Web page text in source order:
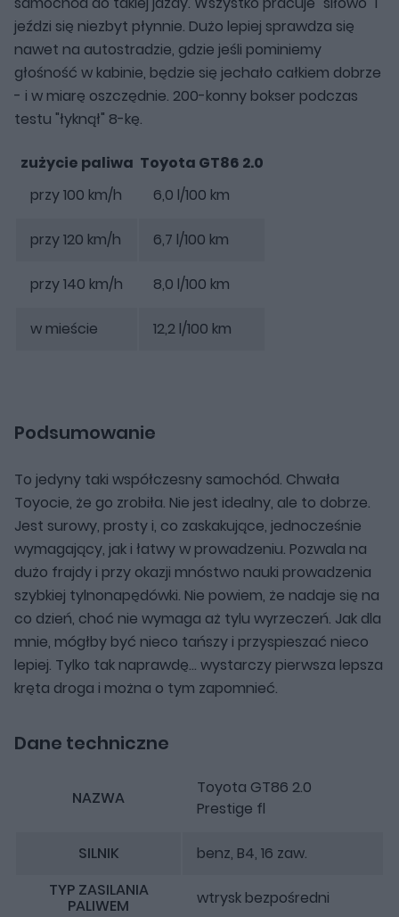
jeździ się niezbyt płynnie. Dużo lepiej sprawdza się
nawet na autostradzie, gdzie jeśli pominiemy
głośność w kabinie, będzie się jechało całkiem dobrze
- i w miarę oszczędnie. 200-konny bokser podczas
testu "łyknął" 8-kę.
zużycie paliwa Toyota GT86 2.0
przy 100 km/h
6,0 l/100 km
przy 120 km/h 6,7 l/100 km
przy 140 km/h 8,0 l/100 km
w mieście 12,2 l/100 km
Podsumowanie
To jedyny taki współczesny samochód. Chwała
Toyocie, że go zrobiła. Nie jest idealny, ale to dobrze.
Jest surowy, prosty i, co zaskakujące, jednocześnie
wymagający, jak i łatwy w prowadzeniu. Pozwala na
dużo frajdy i przy okazji mnóstwo nauki prowadzenia
szybkiej tylnonapędówki. Nie powiem, że nadaje się na
co dzień, choć nie wymaga aż tylu wyrzeczeń. Jak dla
mnie, mógłby być nieco tańszy i przyspieszać nieco
lepiej. Tylko tak naprawdę... wystarczy pierwsza lepsza
kręta droga i można o tym zapomnieć.
Dane techniczne
NAZWA
Toyota GT86 2.0
Prestige fl
SILNIK
benz, B4, 16 zaw.
TYP ZASILANIA
PALIWEM wtrysk bezpośredni